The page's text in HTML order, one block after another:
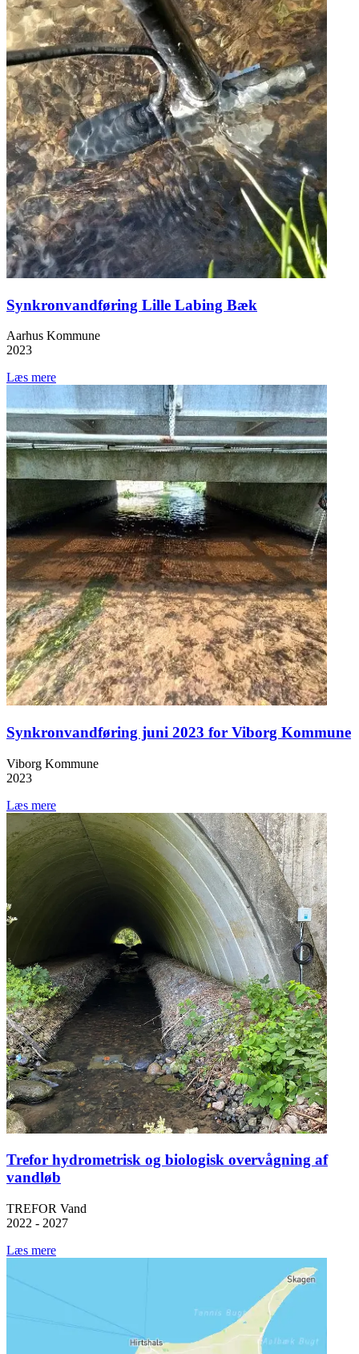
Synkronvandføring Lille Labing Bæk
Aarhus Kommune
2023
Læs mere
Synkronvandføring juni 2023 for Viborg Kommune
Viborg Kommune
2023
Læs mere
Trefor hydrometrisk og biologisk overvågning af
vandløb
TREFOR Vand
2022 - 2027
Læs mere